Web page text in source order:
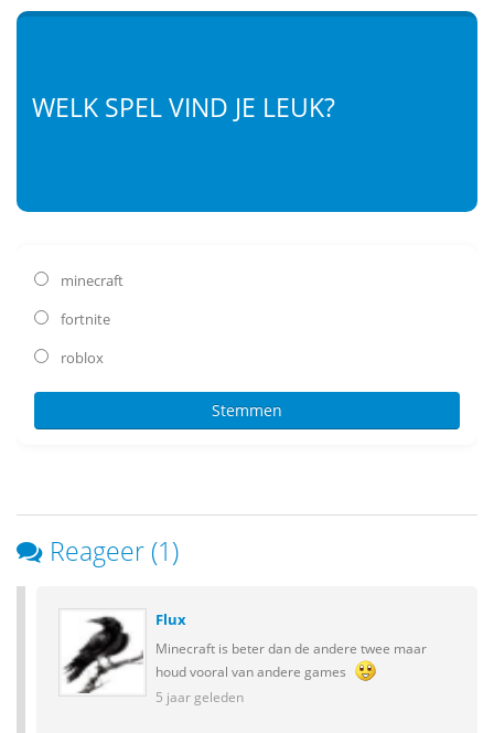
WELK SPEL VIND JE LEUK?
minecraft
fortnite
roblox
Reageer (1)
Flux
Minecraft is beter dan de andere twee maar
houd vooral van andere games
5 jaar geleden